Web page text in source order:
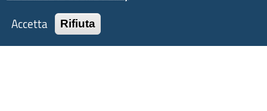
Tecnologie e Accessibilità
Accetta
Rifiuta